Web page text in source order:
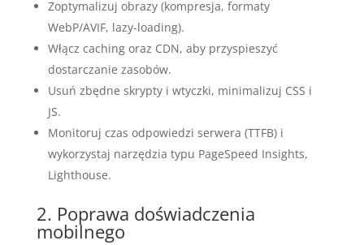
Zoptymalizuj obrazy (kompresja, formaty
WebP/AVIF, lazy-loading).
Włącz caching oraz CDN, aby przyspieszyć
dostarczanie zasobów.
Usuń zbędne skrypty i wtyczki, minimalizuj CSS i
JS.
Monitoruj czas odpowiedzi serwera (TTFB) i
wykorzystaj narzędzia typu PageSpeed Insights,
Lighthouse.
2. Poprawa doświadczenia
mobilnego